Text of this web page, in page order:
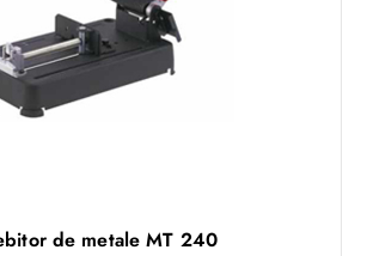
de metale MT 240